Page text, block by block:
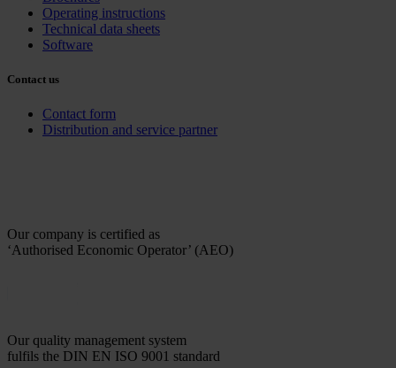
Operating instructions
Technical data sheets
Software
Contact us
Contact form
Distribution and service partner
Our company is certified as
‘Authorised Economic Operator’ (AEO)
Our quality management system
fulfils the DIN EN ISO 9001 standard